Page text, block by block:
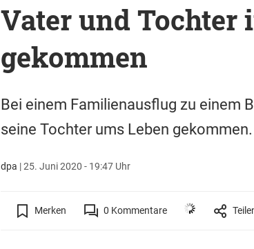
Vater und Tochter
gekommen
Bei einem Familienausflug zu einem
seine Tochter ums Leben gekommen.
dpa |25. Juni 2020 - 19:47 Uhr
Merken 0 Kommentare